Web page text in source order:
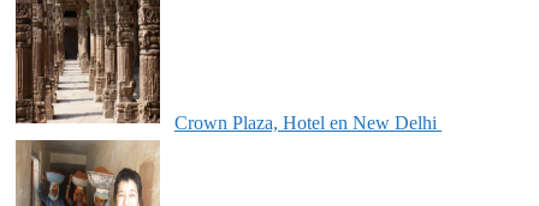
Crown Plaza, Hotel en New Delhi